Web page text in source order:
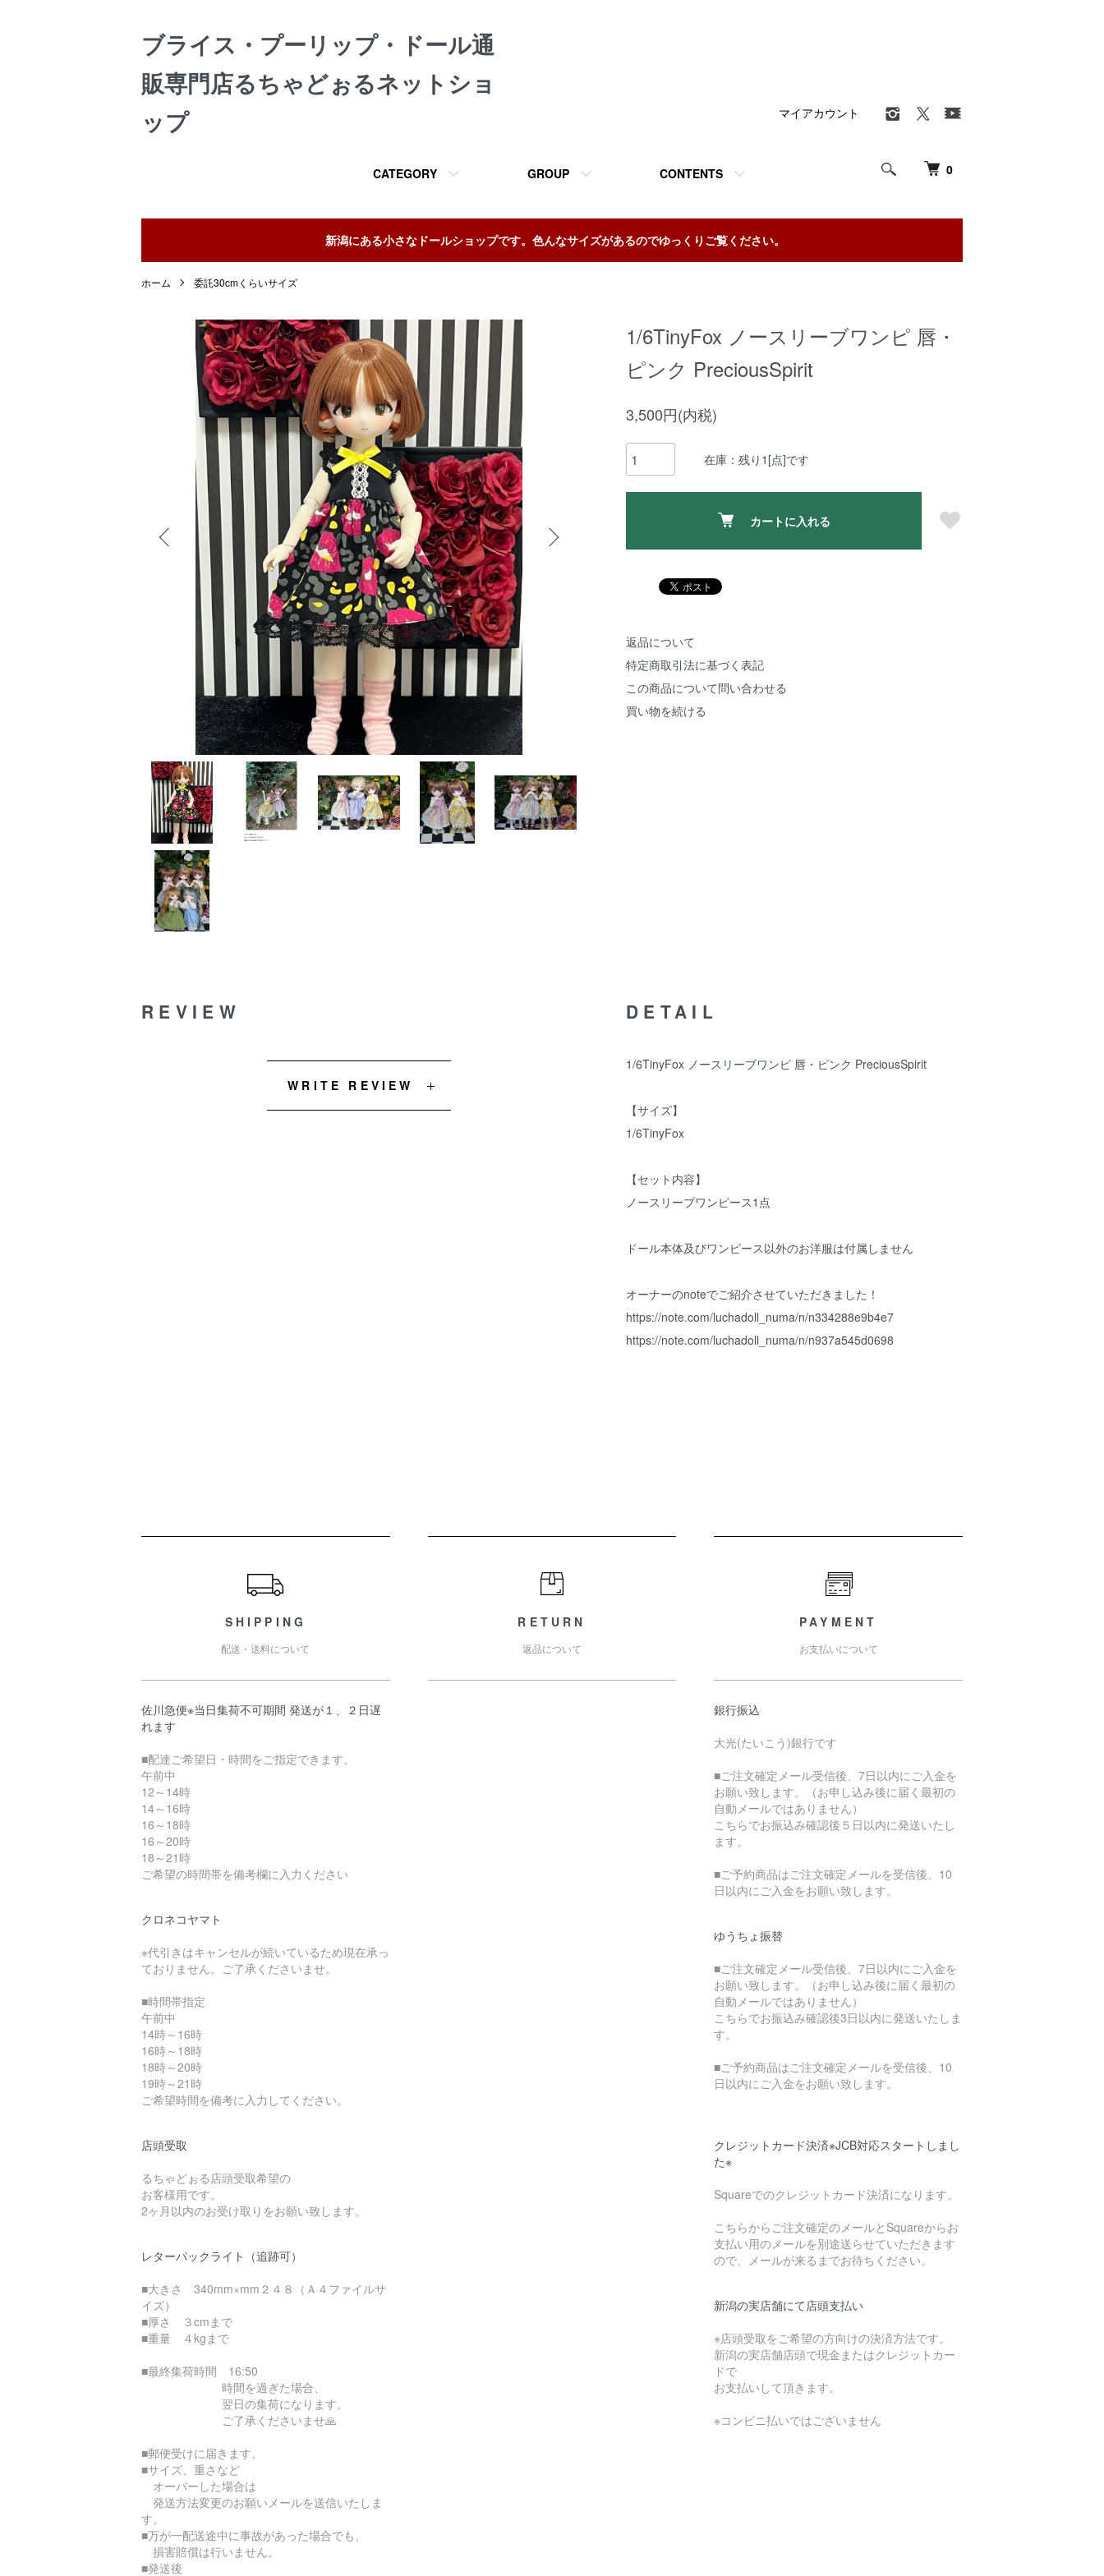
ブライス・プーリップ・ドール通
販専門店るちゃどぉるネットショ
ップ
0
CATEGORY GROUP CONTENTS
マイアカウント
新潟にある小さなドールショップです。色んなサイズがあるのでゆっくりご覧ください。
ホーム 委託30cmくらいサイズ
1/6TinyFox ノースリーブワンピ 唇・
ピンク PreciousSpirit
3,500円(内税)
在庫：残り1[点]です
カートに入れる
返品について
特定商取引法に基づく表記
この商品について問い合わせる
買い物を続ける
DETAIL
1/6TinyFox ノースリーブワンピ 唇・ピンク PreciousSpirit
【サイズ】
1/6TinyFox
【セット内容】
ノースリーブワンピース1点
ドール本体及びワンピース以外のお洋服は付属しません
オーナーのnoteでご紹介させていただきました！
https://note.com/luchadoll_numa/n/n334288e9b4e7
https://note.com/luchadoll_numa/n/n937a545d0698
REVIEW
WRITE REVIEW
SHIPPING
配送・送料について
佐川急便※当日集荷不可期間 発送が１、２日遅
れます
■配達ご希望日・時間をご指定できます。
午前中
12～14時
14～16時
16～18時
16～20時
18～21時
ご希望の時間帯を備考欄に入力ください
クロネコヤマト
※代引きはキャンセルが続いているため現在承っ
ておりません。ご了承くださいませ。
■時間帯指定
午前中
14時～16時
16時～18時
18時～20時
19時～21時
ご希望時間を備考に入力してください。
店頭受取
るちゃどぉる店頭受取希望の
お客様用です。
2ヶ月以内のお受け取りをお願い致します。
レターパックライト（追跡可）
■大きさ 340mm×mm２４８（Ａ４ファイルサ
イズ）
■厚さ ３cmまで
■重量 ４kgまで
■最終集荷時間 16:50
時間を過ぎた場合、
翌日の集荷になります。
ご了承くださいませ🙏
■郵便受けに届きます。
■サイズ、重さなど
オーバーした場合は
発送方法変更のお願いメールを送信いたしま
す。
■万が一配送途中に事故があった場合でも、
損害賠償は行いません。
■発送後
RETURN
返品について
PAYMENT
お支払いについて
銀行振込
大光(たいこう)銀行です
■ご注文確定メール受信後、7日以内にご入金を
お願い致します。（お申し込み後に届く最初の
自動メールではありません）
こちらでお振込み確認後５日以内に発送いたし
ます。
■ご予約商品はご注文確定メールを受信後、10
日以内にご入金をお願い致します。
ゆうちょ振替
■ご注文確定メール受信後、7日以内にご入金を
お願い致します。（お申し込み後に届く最初の
自動メールではありません）
こちらでお振込み確認後3日以内に発送いたしま
す。
■ご予約商品はご注文確定メールを受信後、10
日以内にご入金をお願い致します。
クレジットカード決済※JCB対応スタートしまし
た※
Squareでのクレジットカード決済になります。
こちらからご注文確定のメールとSquareからお
支払い用のメールを別途送らせていただきます
ので、メールが来るまでお待ちください。
新潟の実店舗にて店頭支払い
※店頭受取をご希望の方向けの決済方法です。
新潟の実店舗店頭で現金またはクレジットカー
ドで
お支払いして頂きます。
※コンビニ払いではございません